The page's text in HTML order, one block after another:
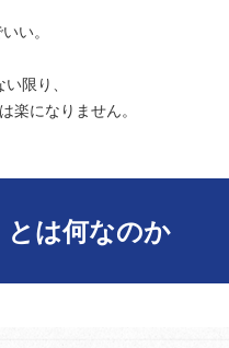
い。
限り、
楽になりません。
とは何なのか